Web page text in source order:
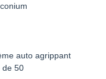
auto agrippant
de 50